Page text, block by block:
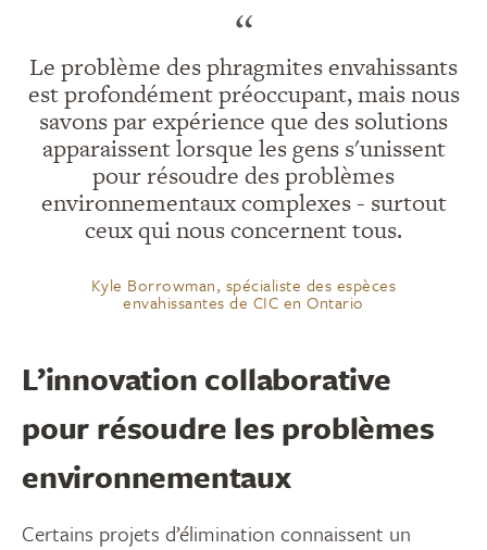
“
Le problème des phragmites envahissants
est profondément préoccupant, mais nous
savons par expérience que des solutions
apparaissent lorsque les gens s'unissent
pour résoudre des problèmes
environnementaux complexes - surtout
ceux qui nous concernent tous.
Kyle Borrowman, spécialiste des espèces
envahissantes de CIC en Ontario
L’innovation collaborative
pour résoudre les problèmes
environnementaux
Certains projets d’élimination connaissent un